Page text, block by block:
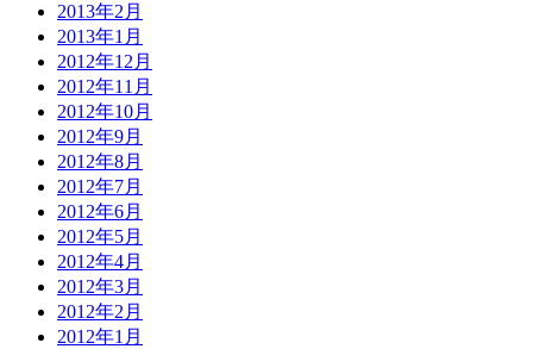
2013年2月
2013年1月
2012年12月
2012年11月
2012年10月
2012年9月
2012年8月
2012年7月
2012年6月
2012年5月
2012年4月
2012年3月
2012年2月
2012年1月